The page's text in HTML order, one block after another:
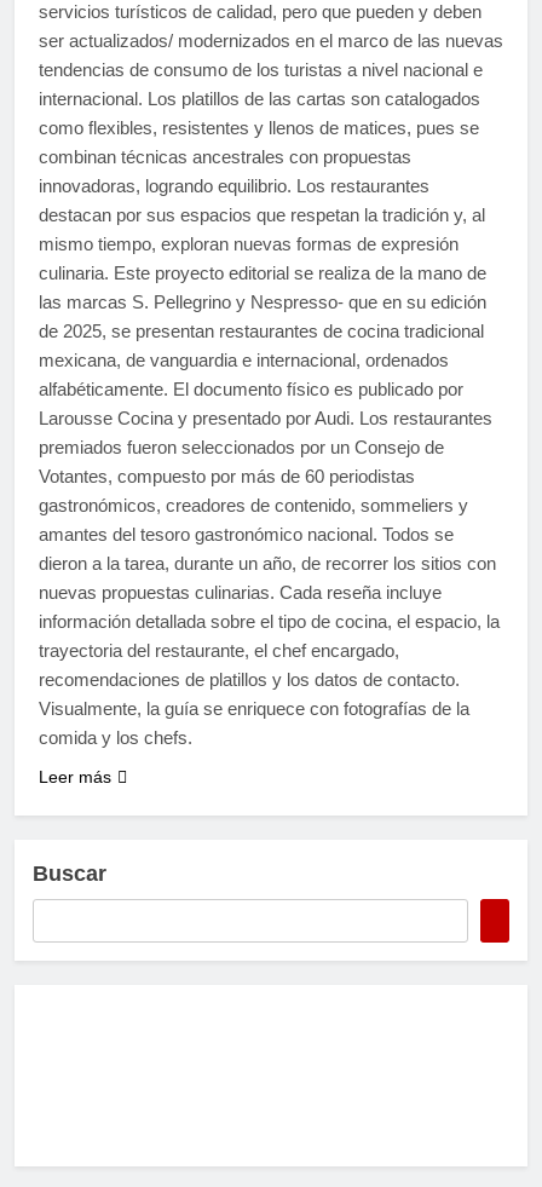
servicios turísticos de calidad, pero que pueden y deben
ser actualizados/ modernizados en el marco de las nuevas
tendencias de consumo de los turistas a nivel nacional e
internacional. Los platillos de las cartas son catalogados
como flexibles, resistentes y llenos de matices, pues se
combinan técnicas ancestrales con propuestas
innovadoras, logrando equilibrio. Los restaurantes
destacan por sus espacios que respetan la tradición y, al
mismo tiempo, exploran nuevas formas de expresión
culinaria. Este proyecto editorial se realiza de la mano de
las marcas S. Pellegrino y Nespresso- que en su edición
de 2025, se presentan restaurantes de cocina tradicional
mexicana, de vanguardia e internacional, ordenados
alfabéticamente. El documento físico es publicado por
Larousse Cocina y presentado por Audi. Los restaurantes
premiados fueron seleccionados por un Consejo de
Votantes, compuesto por más de 60 periodistas
gastronómicos, creadores de contenido, sommeliers y
amantes del tesoro gastronómico nacional. Todos se
dieron a la tarea, durante un año, de recorrer los sitios con
nuevas propuestas culinarias. Cada reseña incluye
información detallada sobre el tipo de cocina, el espacio, la
trayectoria del restaurante, el chef encargado,
recomendaciones de platillos y los datos de contacto.
Visualmente, la guía se enriquece con fotografías de la
comida y los chefs.
Leer más
Buscar